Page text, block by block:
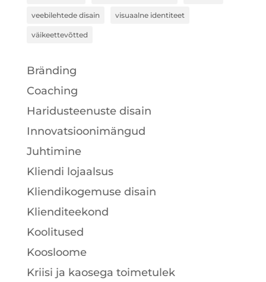
veebilehtede disain visuaalne identiteet
väikeettevõtted
Bränding
Coaching
Haridusteenuste disain
Innovatsioonimängud
Juhtimine
Kliendi lojaalsus
Kliendikogemuse disain
Klienditeekond
Koolitused
Koosloome
Kriisi ja kaosega toimetulek